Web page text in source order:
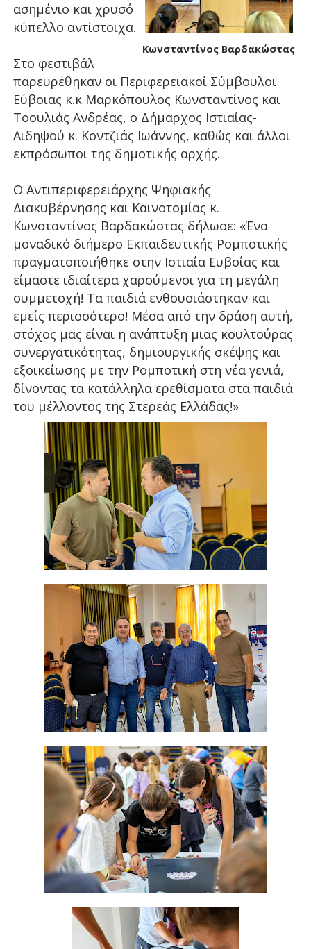
Κωνσταντίνος Βαρδακώστας
ασημένιο και χρυσό
κύπελλο αντίστοιχα.
Στο φεστιβάλ
παρευρέθηκαν οι Περιφερειακοί Σύμβουλοι
Εύβοιας κ.κ Μαρκόπουλος Κωνσταντίνος και
Τοουλιάς Ανδρέας, ο Δήμαρχος Ιστιαίας-
Αιδηψού κ. Κοντζιάς Ιωάννης, καθώς και άλλοι
εκπρόσωποι της δημοτικής αρχής.
Ο Αντιπεριφερειάρχης Ψηφιακής
Διακυβέρνησης και Καινοτομίας κ.
Κωνσταντίνος Βαρδακώστας δήλωσε: «Ένα
μοναδικό διήμερο Εκπαιδευτικής Ρομποτικής
πραγματοποιήθηκε στην Ιστιαία Ευβοίας και
είμαστε ιδιαίτερα χαρούμενοι για τη μεγάλη
συμμετοχή! Τα παιδιά ενθουσιάστηκαν και
εμείς περισσότερο! Μέσα από την δράση αυτή,
στόχος μας είναι η ανάπτυξη μιας κουλτούρας
συνεργατικότητας, δημιουργικής σκέψης και
εξοικείωσης με την Ρομποτική στη νέα γενιά,
δίνοντας τα κατάλληλα ερεθίσματα στα παιδιά
του μέλλοντος της Στερεάς Ελλάδας!»